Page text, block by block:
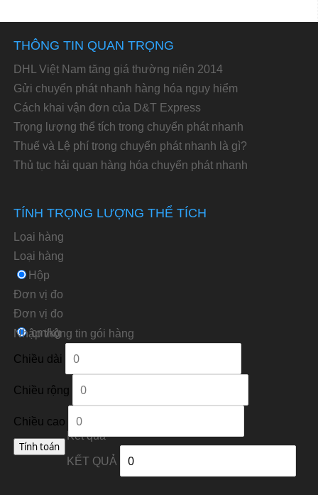
THÔNG TIN QUAN TRỌNG
DHL Việt Nam tăng giá thường niên 2014
Gửi chuyển phát nhanh hàng hóa nguy hiểm
Cách khai vận đơn của D&T Express
Trọng lượng thể tích trong chuyển phát nhanh
Thuế và Lệ phí trong chuyển phát nhanh là gì?
Thủ tục hải quan hàng hóa chuyển phát nhanh
TÍNH TRỌNG LƯỢNG THỂ TÍCH
Lọai hàng
Loại hàng
Hộp
Đơn vị đo
Ðơn vị đo
cm/kg
Nhập thông tin gói hàng
Chiều dài
Chiều rộng
Chiều cao
Kết quả
KẾT QUẢ